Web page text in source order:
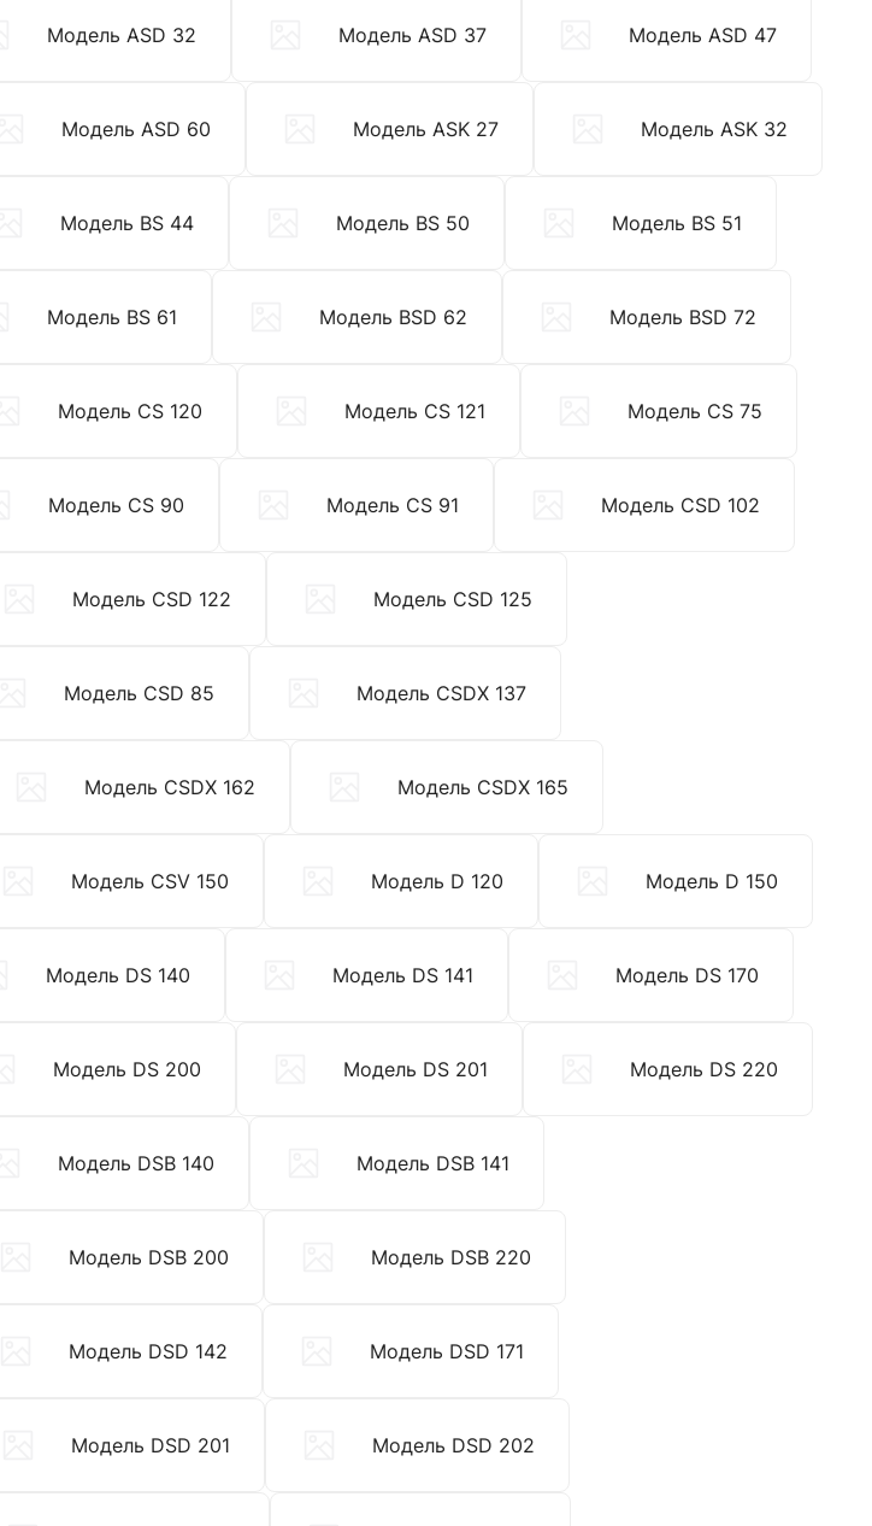
Модель ASD 32 Модель ASD 37 Модель ASD 47
Модель ASD 60 Модель ASK 27 Модель ASK 32
Модель BS 44 Модель BS 50 Модель BS 51
Модель BS 61 Модель BSD 62 Модель BSD 72
Модель CS 120 Модель CS 121 Модель CS 75
Модель CS 90 Модель CS 91 Модель CSD 102
Модель CSD 122 Модель CSD 125
Модель CSD 85 Модель CSDX 137
Модель CSDX 162 Модель CSDX 165
Модель CSV 150 Модель D 120 Модель D 150
Модель DS 140 Модель DS 141 Модель DS 170
Модель DS 200 Модель DS 201 Модель DS 220
Модель DSB 140 Модель DSB 141
Модель DSB 200 Модель DSB 220
Модель DSD 142 Модель DSD 171
Модель DSD 201 Модель DSD 202